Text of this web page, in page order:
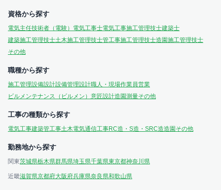
資格から探す
電気主任技術者（電験） 電気工事士電気工事施工管理技士建築士
建築施工管理技士土木施工管理技士管工事施工管理技士造園施工管理技士
その他
職種から探す
施工管理設備設計設備管理設計職人・現場作業員営業
ビルメンテナンス（ビルメン） 意匠設計造園測量その他
工事の種類から探す
電気工事建築管工事土木電気通信工事RC造・S造・SRC造造園 その他
勤務地から探す
関東茨城県栃木県群馬県埼玉県千葉県東京都神奈川県
近畿滋賀県京都府大阪府兵庫県奈良県和歌山県